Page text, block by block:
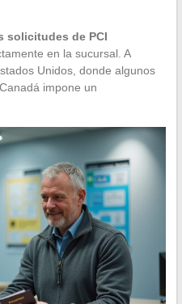
solicitudes de PCI
en la sucursal. A
Unidos, donde algunos
impone un